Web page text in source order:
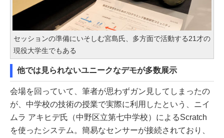
セッションの準備にいそしむ宮島氏、多方面で活動する21才の
現役大学生でもある
他では見られないユニークなデモが多数展示
会場を回っていて、筆者が思わずガン見してしまったの
が、中学校の技術の授業で実際に利用したという、ニイ
ムラ アキヒデ氏（中野区立第七中学校）によるScratch
を使ったシステム。簡易なセンサーが接続されており、